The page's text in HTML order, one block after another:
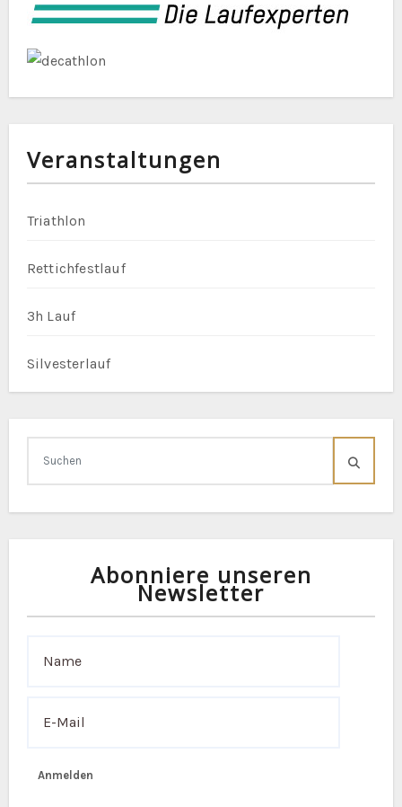
Veranstaltungen
Triathlon
Rettichfestlauf
3h Lauf
Silvesterlauf
Abonniere unseren
Newsletter
Anmelden